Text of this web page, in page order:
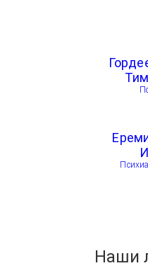
Наши